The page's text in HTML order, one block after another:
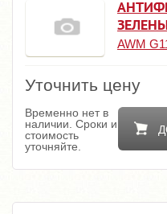
AWM
Уточнить цену
Временно нет в
наличии. Сроки и
стоимость
уточняйте.